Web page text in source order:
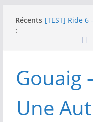
Récents
:
SWITCH 2 :
[TEST] Ride
retour !
[TEST]
Gouaig
Une